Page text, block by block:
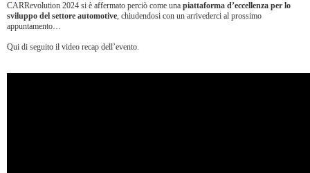
CARRevolution 2024 si è affermato perciò come una piattaforma d’eccellenza per lo
sviluppo del settore automotive, chiudendosi con un arrivederci al prossimo
appuntamento…
Qui di seguito il video recap dell’evento.